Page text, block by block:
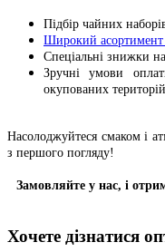
Підбір чайних
Широкий асортимент
Спеціальні знижки
Зручні умови
окупованих
Насолоджуйтеся смаком і
з першого погляду!
Замовляйте у нас, і
Хочете дізнатися